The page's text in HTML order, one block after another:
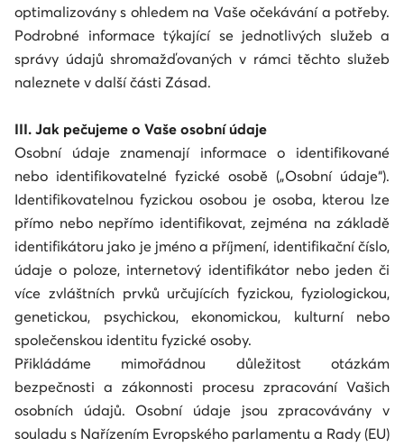
optimalizovány s ohledem na Vaše očekávání a potřeby.
Podrobné informace týkající se jednotlivých služeb a
správy údajů shromažďovaných v rámci těchto služeb
naleznete v další části Zásad.
III. Jak pečujeme o Vaše osobní údaje
Osobní údaje znamenají informace o identifikované
nebo identifikovatelné fyzické osobě („Osobní údaje“).
Identifikovatelnou fyzickou osobou je osoba, kterou lze
přímo nebo nepřímo identifikovat, zejména na základě
identifikátoru jako je jméno a příjmení, identifikační číslo,
údaje o poloze, internetový identifikátor nebo jeden či
více zvláštních prvků určujících fyzickou, fyziologickou,
genetickou, psychickou, ekonomickou, kulturní nebo
společenskou identitu fyzické osoby.
Přikládáme mimořádnou důležitost otázkám
bezpečnosti a zákonnosti procesu zpracování Vašich
osobních údajů. Osobní údaje jsou zpracovávány v
souladu s Nařízením Evropského parlamentu a Rady (EU)